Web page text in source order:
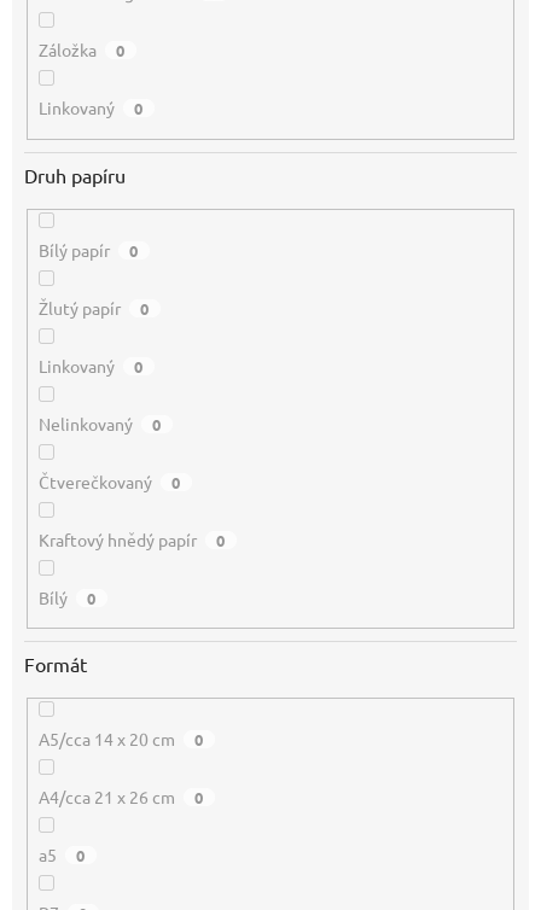
Záložka 0
Linkovaný 0
Druh papíru
Bílý papír 0
Žlutý papír 0
Linkovaný 0
Nelinkovaný 0
Čtverečkovaný 0
Kraftový hnědý papír 0
Bílý 0
Formát
A5/cca 14 x 20 cm 0
A4/cca 21 x 26 cm 0
a5 0